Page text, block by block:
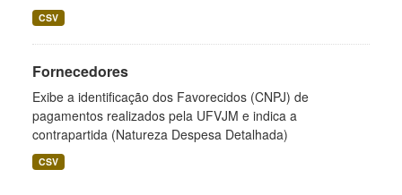
CSV
Fornecedores
Exibe a identificação dos Favorecidos (CNPJ) de
pagamentos realizados pela UFVJM e indica a
contrapartida (Natureza Despesa Detalhada)
CSV